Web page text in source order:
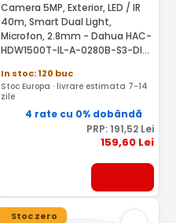
Camera 5MP, Exterior, LED / IR
40m, Smart Dual Light,
Microfon, 2.8mm - Dahua HAC-
HDW1500T-IL-A-0280B-S3-DIP-
In stoc: 120 buc
Stoc Europa · livrare estimata 7-14
zile
4 rate cu 0% dobândă
PRP: 191,52 Lei
159,60 Lei
Stoc zero